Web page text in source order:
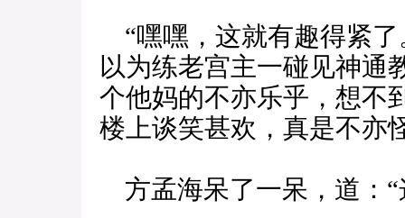
“嘿嘿，这就有趣得紧了
以为练老宫主一碰见神通
个他妈的不亦乐乎，想不
楼上谈笑甚欢，真是不亦
方孟海呆了一呆，道：